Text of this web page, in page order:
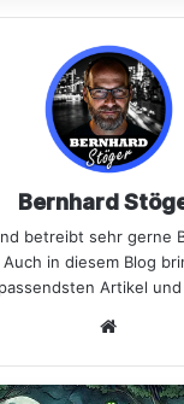
Bernhard
betreibt sehr gerne
in diesem Blog
Artikel